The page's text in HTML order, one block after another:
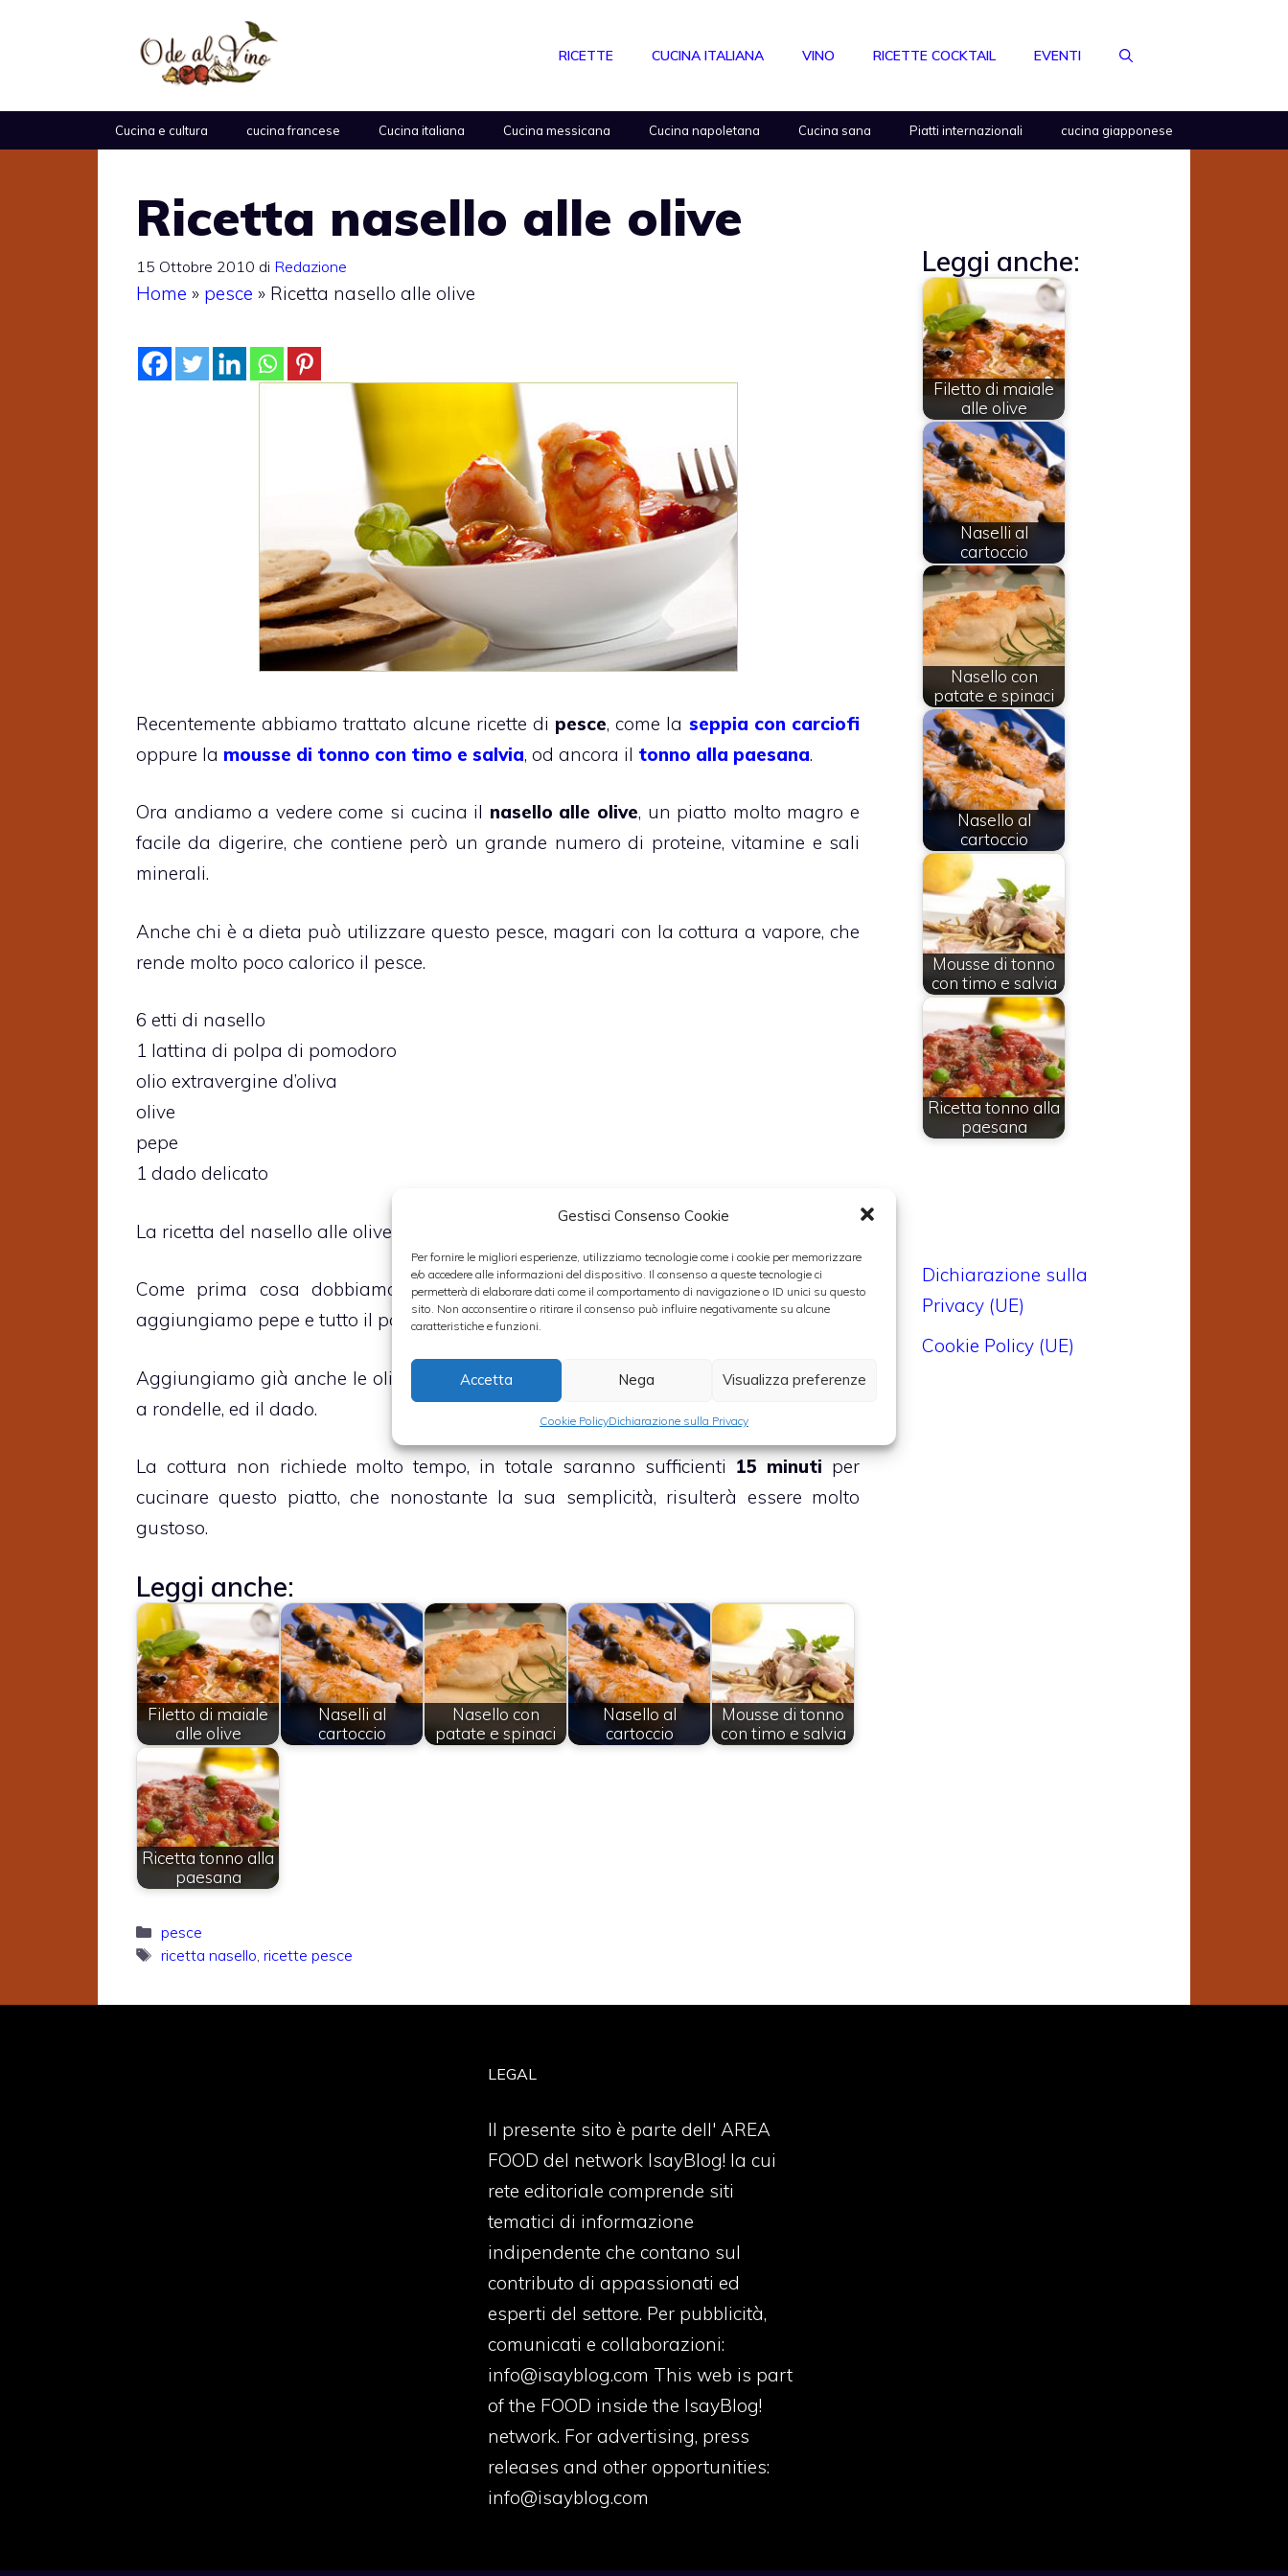
Gestisci Consenso Cookie
Per fornire le migliori esperienze, utilizziamo tecnologie come i cookie per memorizzare
e/o accedere alle informazioni del dispositivo. Il consenso a queste tecnologie ci
permetterà di elaborare dati come il comportamento di navigazione o ID unici su questo
sito. Non acconsentire o ritirare il consenso può influire negativamente su alcune
caratteristiche e funzioni.
Accetta Nega Visualizza preferenze
Cookie PolicyDichiarazione sulla Privacy
RICETTE CUCINA ITALIANA VINO RICETTE COCKTAIL EVENTI
Cucina e cultura cucina francese Cucina italiana Cucina messicana Cucina napoletana Cucina sana Piatti internazionali cucina giapponese
Ricetta nasello alle olive
15 Ottobre 2010 di Redazione
Home » pesce » Ricetta nasello alle olive
Recentemente abbiamo trattato alcune ricette di pesce, come la seppia con carciofi
oppure la mousse di tonno con timo e salvia, od ancora il tonno alla paesana.
Ora andiamo a vedere come si cucina il nasello alle olive, un piatto molto magro e
facile da digerire, che contiene però un grande numero di proteine, vitamine e sali
minerali.
Anche chi è a dieta può utilizzare questo pesce, magari con la cottura a vapore, che
rende molto poco calorico il pesce.
6 etti di nasello
1 lattina di polpa di pomodoro
olio extravergine d’oliva
olive
pepe
1 dado delicato
La ricetta del nasello alle olive è molto molto
Come prima cosa dobbiamo scottarenell’olio d’oliva il nostro pesce, dunque
aggiungiamo pepe e tutto il pomodoro.
Aggiungiamo già anche le olive, come meglio preferite, nere o verdi, intere o tagliate
a rondelle, ed il dado.
La cottura non richiede molto tempo, in totale saranno sufficienti 15 minuti per
cucinare questo piatto, che nonostante la sua semplicità, risulterà essere molto
gustoso.
Leggi anche:
Filetto di maiale
alle olive
Naselli al
cartoccio
Nasello con
patate e spinaci
Nasello al
cartoccio
Mousse di tonno
con timo e salvia
Ricetta tonno alla
paesana
Categorie
pesce
Tag
ricetta nasello ricette pesce
Leggi anche:
Filetto di maiale
alle olive
Naselli al
cartoccio
Nasello con
patate e spinaci
Nasello al
cartoccio
Mousse di tonno
con timo e salvia
Ricetta tonno alla
paesana
Dichiarazione sulla
Privacy (UE)
Cookie Policy (UE)
LEGAL
Il presente sito è parte dell' AREA
FOOD del network IsayBlog! la cui
rete editoriale comprende siti
tematici di informazione
indipendente che contano sul
contributo di appassionati ed
esperti del settore. Per pubblicità,
comunicati e collaborazioni:
info@isayblog.com This web is part
of the FOOD inside the IsayBlog!
network. For advertising, press
releases and other opportunities:
info@isayblog.com